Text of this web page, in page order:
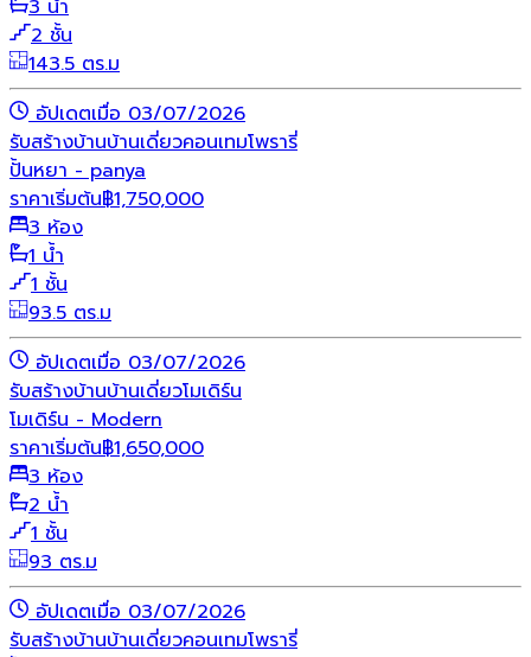
3 น้ำ
2 ชั้น
143.5 ตร.ม
อัปเดตเมื่อ 03/07/2026
รับสร้างบ้านบ้านเดี่ยวคอนเทมโพรารี่
ปั้นหยา - panya
ราคาเริ่มต้น฿1,750,000
3 ห้อง
1 น้ำ
1 ชั้น
93.5 ตร.ม
อัปเดตเมื่อ 03/07/2026
รับสร้างบ้านบ้านเดี่ยวโมเดิร์น
โมเดิร์น - Modern
ราคาเริ่มต้น฿1,650,000
3 ห้อง
2 น้ำ
1 ชั้น
93 ตร.ม
อัปเดตเมื่อ 03/07/2026
รับสร้างบ้านบ้านเดี่ยวคอนเทมโพรารี่